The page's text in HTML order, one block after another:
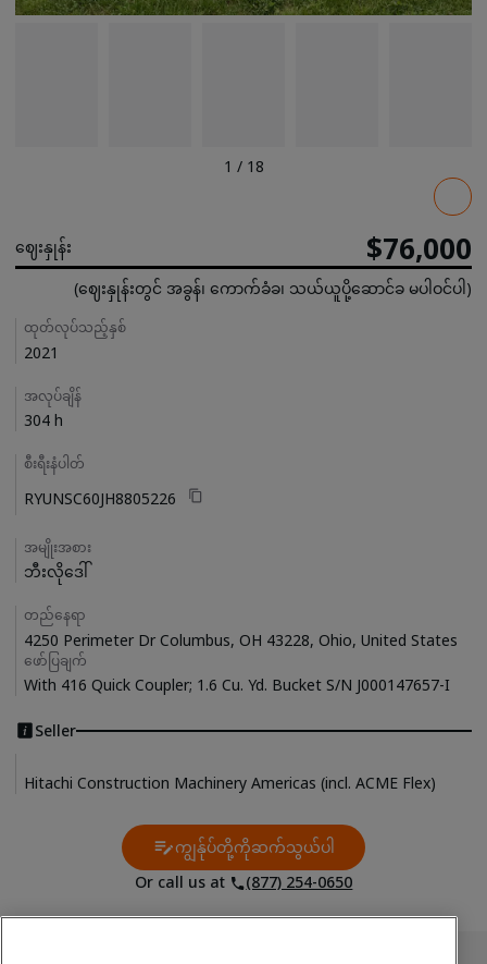
1 / 18
ဈေးနှုန်း $76,000
(ဈေးနှုန်းတွင် အခွန်၊ ကောက်ခံခ၊ သယ်ယူပို့ဆောင်ခ မပါဝင်ပါ)
Details
ထုတ်လုပ်သည့်နှစ်
2021
အလုပ်ချိန်
304 h
စီးရီးနံပါတ်
RYUNSC60JH8805226
အမျိုးအစား
ဘီးလိုဒေါ်
တည်နေရာ
4250 Perimeter Dr Columbus, OH 43228, Ohio, United States
ဖော်ပြချက်
With 416 Quick Coupler; 1.6 Cu. Yd. Bucket S/N J000147657-I
Seller
Hitachi Construction Machinery Americas (incl. ACME Flex)
Contact Us
ကျွန်ုပ်တို့ကိုဆက်သွယ်ပါ
Or call us at
(877) 254-0650